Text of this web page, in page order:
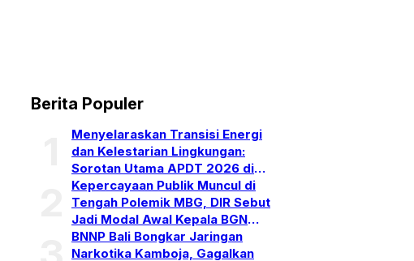
Berita Populer
Menyelaraskan Transisi Energi
dan Kelestarian Lingkungan:
Sorotan Utama APDT 2026 di
Bali
Kepercayaan Publik Muncul di
Tengah Polemik MBG, DIR Sebut
Jadi Modal Awal Kepala BGN
Baru
BNNP Bali Bongkar Jaringan
Narkotika Kamboja, Gagalkan